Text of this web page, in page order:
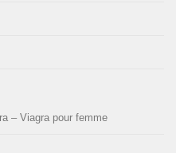
– Viagra pour femme